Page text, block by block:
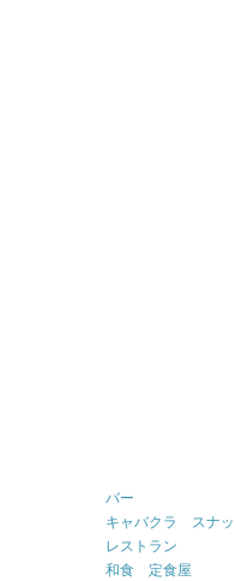
バー
キャバクラ スナッ
レストラン
和食 定食屋